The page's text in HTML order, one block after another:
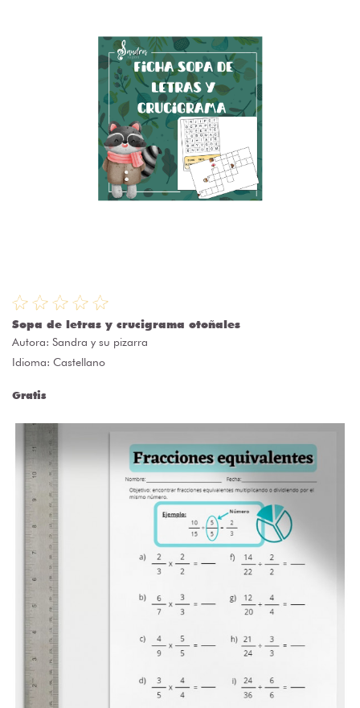
Sopa de letras y crucigrama otoñales
Autora: Sandra y su pizarra
Idioma: Castellano
Gratis